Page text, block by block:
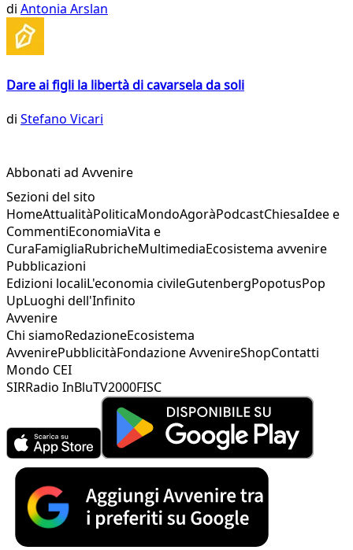
di Antonia Arslan
Dare ai figli la libertà di cavarsela da soli
di Stefano Vicari
Abbonati ad Avvenire
Sezioni del sito
HomeAttualitàPoliticaMondoAgoràPodcastChiesaIdee e
CommentiEconomiaVita e
CuraFamigliaRubricheMultimediaEcosistema avvenire
Pubblicazioni
Edizioni localiL'economia civileGutenbergPopotusPop
UpLuoghi dell'Infinito
Avvenire
Chi siamoRedazioneEcosistema
AvvenirePubblicitàFondazione AvvenireShopContatti
Mondo CEI
SIRRadio InBluTV2000FISC